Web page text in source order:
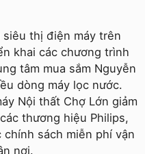
thị điện máy trên
khai các chương trình
tâm mua sắm Nguyễn
dòng máy lọc nước.
Nội thất Chợ Lớn giảm
thương hiệu Philips,
sách miễn phí vận
nơi.